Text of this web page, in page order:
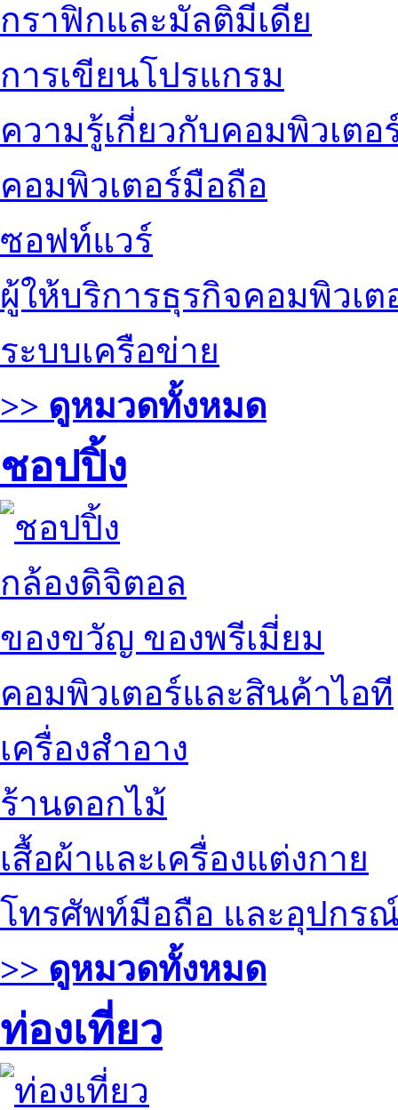
กราฟิกและมัลติมีเดีย
การเขียนโปรแกรม
ความรู้เกี่ยวกับคอมพิวเตอ
คอมพิวเตอร์มือถือ
ซอฟท์แวร์
ผู้ให้บริการธุรกิจคอมพิวเต
ระบบเครือข่าย
>> ดูหมวดทั้งหมด
ชอปปิ้ง
กล้องดิจิตอล
ของขวัญ ของพรีเมี่ยม
คอมพิวเตอร์และสินค้าไอที
เครื่องสำอาง
ร้านดอกไม้
เสื้อผ้าและเครื่องแต่งกาย
โทรศัพท์มือถือ และอุปกร
>> ดูหมวดทั้งหมด
ท่องเที่ยว